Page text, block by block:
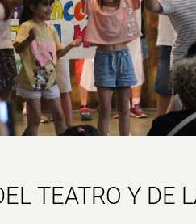
TEATRO Y DE